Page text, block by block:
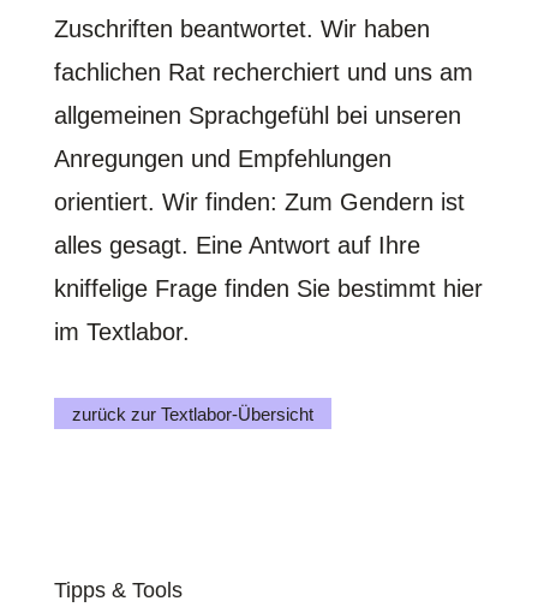
Zuschriften beantwortet. Wir haben
fachlichen Rat recherchiert und uns am
allgemeinen Sprachgefühl bei unseren
Anregungen und Empfehlungen
orientiert. Wir finden: Zum Gendern ist
alles gesagt. Eine Antwort auf Ihre
kniffelige Frage finden Sie bestimmt hier
im Textlabor.
zurück zur Textlabor-Übersicht
Tipps & Tools